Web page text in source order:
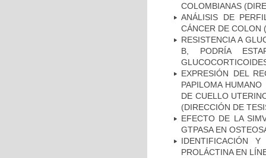
COLOMBIANAS
ANÁLISIS DE
CÁNCER DE COLON
RESISTENCIA A
B, PODRÍA
EXPRESIÓN DEL
PAPILOMA
DE CUELLO
(DIRECCIÓN DE
EFECTO DE LA
GTPASA EN
IDENTIFICACIÓN
PROLÁCTINA EN